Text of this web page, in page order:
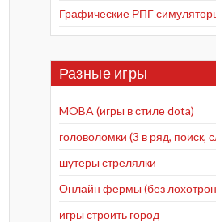
Графические РПГ
Разные игры
MOBA (игры в стиле dota)
головоломки (3 в ряд, поиск,
шутеры стрелялки
Онлайн фермы (без
игры строить город